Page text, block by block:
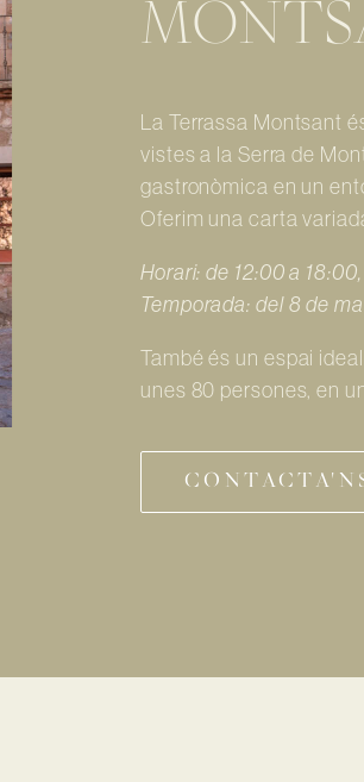
La Terrassa Montsant
vistes a la Serra de
gastronòmica en un
Oferim una carta
Horari: de 12:00 a
Temporada: del 8 de
També és un espai
unes 80 persones, en